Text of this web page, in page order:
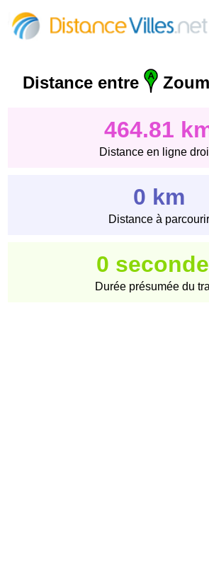
Distance entre
464.81
Distance en ligne
0 km
Distance à parcourir
0
Durée présumée du